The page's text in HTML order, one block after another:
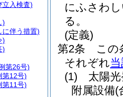
にふさわ
る。
(定義)
第2条
この
それぞれ
(1)
太陽
附属設備(
立入検査)
)
に伴う措置)
)
)
第26号)
第12号)
第11号)